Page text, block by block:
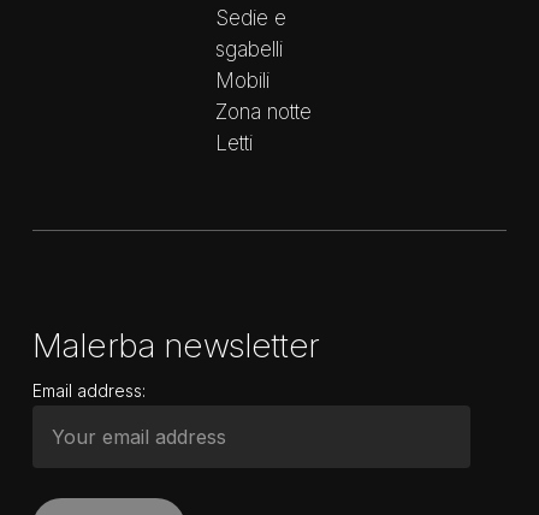
Sedie e
sgabelli
Mobili
Zona notte
Letti
Malerba newsletter
Email address: